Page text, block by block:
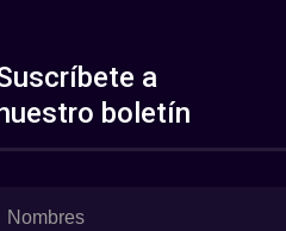
a
boletín